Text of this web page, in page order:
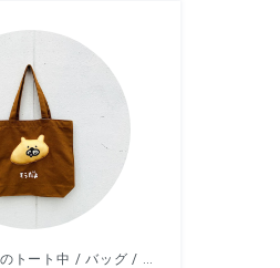
そうだよ クマのトート中 / バッグ / アッコモン